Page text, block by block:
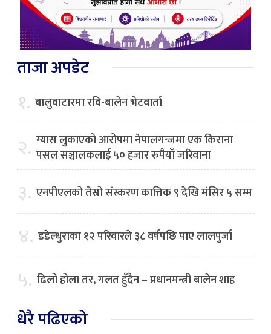
ताजा अपडेट
१. बालुवाटारमा रवि-बालेन भेटवार्ता
२. ग्यास लुकाएको आरोपमा नेपालगन्जमा एक किराना
पसल सञ्चालकलाई ५० हजार रुपैयाँ जरिवाना
३. एनपीएलको तेस्रो संस्करण कात्तिक ९ देखि मंसिर ५ सम्म
४. डडेल्धुराका १२ परिवारले ३८ वर्षपछि पाए लालपुर्जा
५. ढिलो होला तर, गलत हुँदैन – प्रधानमन्त्री बालेन शाह
धेरै पढिएको